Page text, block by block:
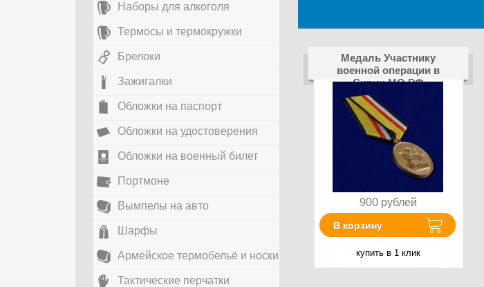
Медаль Участнику
военной операции в
Сирии МО РФ
900 рублей
В корзину
купить в 1 клик
Наборы для алкоголя
Термосы и термокружки
Брелоки
Зажигалки
Обложки на паспорт
Обложки на удостоверения
Обложки на военный билет
Портмоне
Вымпелы на авто
Шарфы
Армейское термобельё и носки
Тактические перчатки